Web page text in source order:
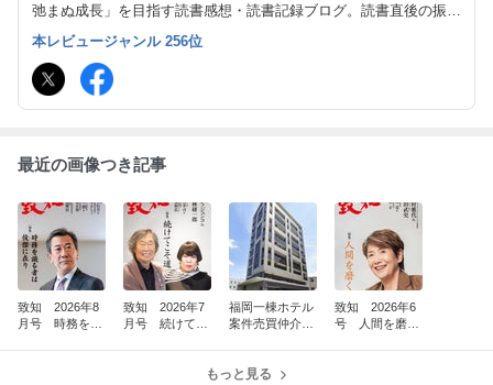
弛まぬ成長」を目指す読書感想・読書記録ブログ。読書直後の振り
返り・アウトプット前提のインプットを心がけつつ、将来の自分自
身の為の検索可能なデータベースとして活用。旧「分譲マンション
屋の読書日記」
本レビュージャンル 256位
最近の画像つき記事
致知 2026年8
月号 時務を識
致知 2026年7
月号 続けてこ
福岡一棟ホテル
案件売買仲介完
致知 2026年6
号 人間を磨
もっと見る